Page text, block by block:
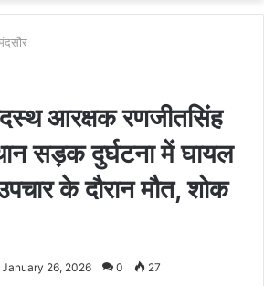
आरक्षक रणजीतसिंह
सड़क दुर्घटना में घायल
के दौरान मौत, शोक
January 26, 2026 0 27